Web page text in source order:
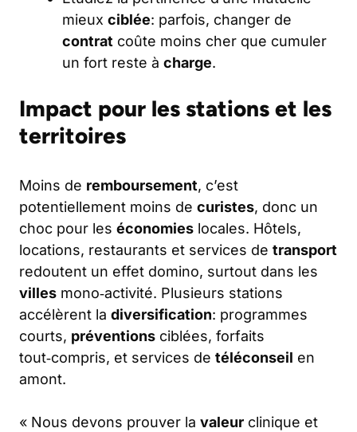
mieux ciblée: parfois, changer de
contrat coûte moins cher que cumuler
un fort reste à charge.
Impact pour les stations et les
territoires
Moins de remboursement, c’est
potentiellement moins de curistes, donc un
choc pour les économies locales. Hôtels,
locations, restaurants et services de transport
redoutent un effet domino, surtout dans les
villes mono‑activité. Plusieurs stations
accélèrent la diversification: programmes
courts, préventions ciblées, forfaits
tout‑compris, et services de téléconseil en
amont.
« Nous devons prouver la valeur clinique et